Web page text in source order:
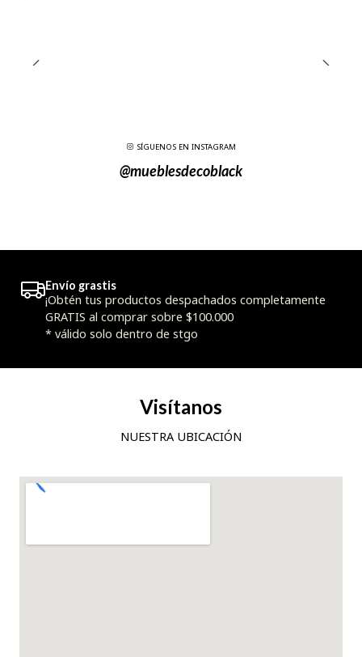
SÍGUENOS EN INSTAGRAM
@mueblesdecoblack
Envío grastis
¡Obtén tus productos despachados completamente
GRATIS al comprar sobre $100.000
* válido solo dentro de stgo
Visítanos
NUESTRA UBICACIÓN